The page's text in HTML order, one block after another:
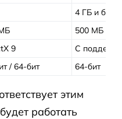
4 ГБ и
500 МБ
9
С
/ 64-бит 64-бит
этим
работать